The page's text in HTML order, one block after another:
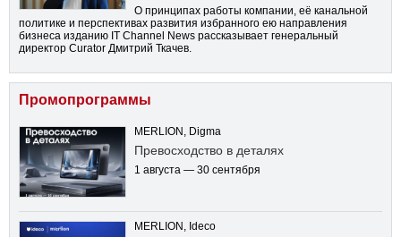
О принципах работы компании, её канальной
политике и перспективах развития избранного ею направления
бизнеса изданию IT Channel News рассказывает генеральный
директор Curator Дмитрий Ткачев.
Промопрограммы
MERLION, Digma
Превосходство в деталях
1 августа — 30 сентября
MERLION, Ideco